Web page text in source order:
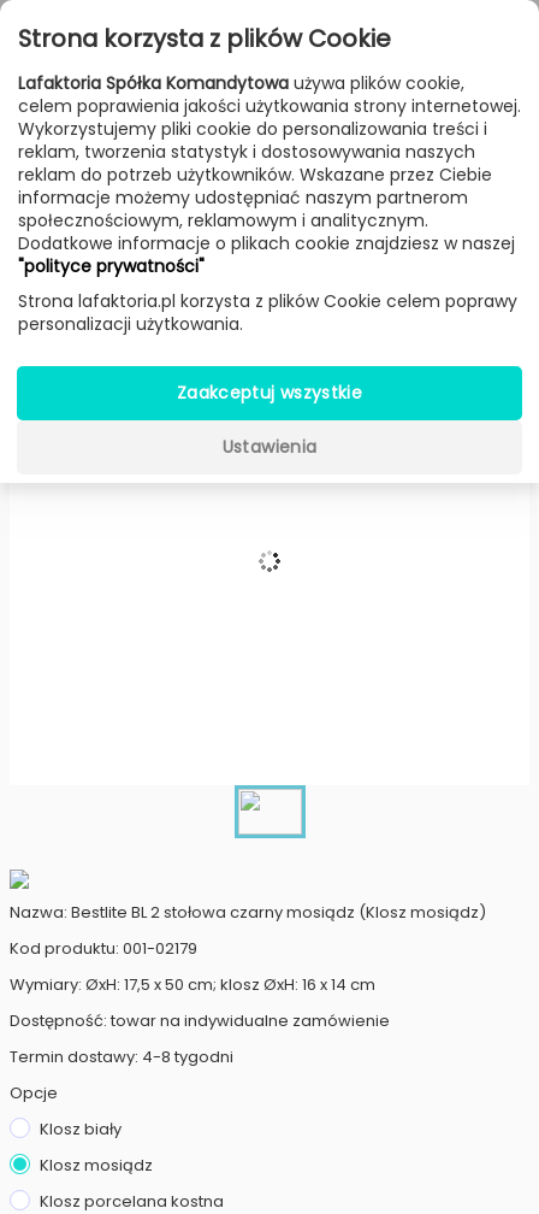
Przejdź do treści
FILTROWANIE & SORTOWANIE
Lampy Producenci Gubi Produkt
Bestlite BL 2 stołowa czarny
mosiądz (Klosz mosiądz) -Gubi
Nazwa: Bestlite BL 2 stołowa czarny mosiądz (Klosz mosiądz)
Kod produktu: 001-02179
Wymiary: ØxH: 17,5 x 50 cm; klosz ØxH: 16 x 14 cm
Dostępność: towar na indywidualne zamówienie
Termin dostawy: 4-8 tygodni
Opcje
Klosz biały
Klosz mosiądz
Klosz porcelana kostna
Strona korzysta z plików Cookie
Lafaktoria Spółka Komandytowa używa plików cookie,
celem poprawienia jakości użytkowania strony internetowej.
Wykorzystujemy pliki cookie do personalizowania treści i
reklam, tworzenia statystyk i dostosowywania naszych
reklam do potrzeb użytkowników. Wskazane przez Ciebie
informacje możemy udostępniać naszym partnerom
społecznościowym, reklamowym i analitycznym.
Dodatkowe informacje o plikach cookie znajdziesz w naszej
"polityce prywatności"
Strona lafaktoria.pl korzysta z plików Cookie celem poprawy
personalizacji użytkowania.
Zaakceptuj wszystkie
Ustawienia